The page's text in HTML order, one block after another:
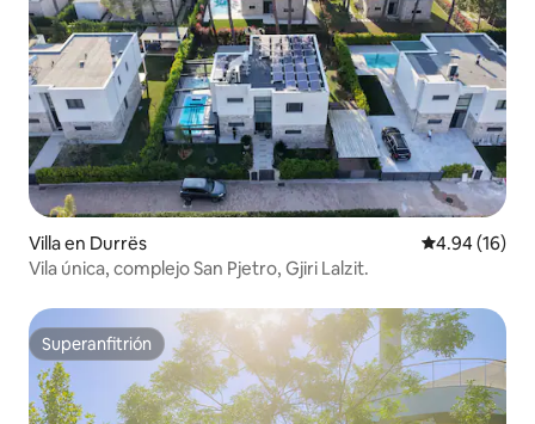
Villa en Durrës Calificación
4.94 (16)
Vila única, complejo San Pjetro, Gjiri Lalzit.
Superanfitrión
Superanfitrión